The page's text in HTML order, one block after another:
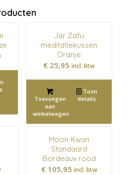
Jar Zafu
meditatiekussen
Oranje
€ 25,95 incl. btw
Toevoegen
aan
winkelwagen
Toon
details
Moon Kwan
Standaard
Bordeaux rood
€105,95 incl. btw